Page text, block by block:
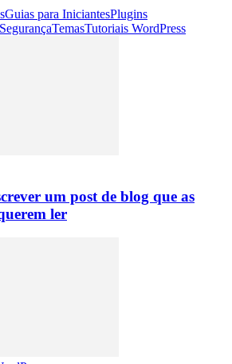
Guias para IniciantesPlugins
SegurançaTemasTutoriais WordPress
um post de blog que as
ler